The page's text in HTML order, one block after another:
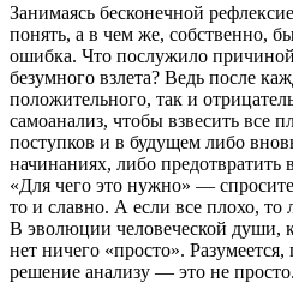
Занимаясь бесконечной
понять, а в чем же, собственно,
ошибка. Что послужило
безумного взлета? Ведь после
положительного, так и
самоанализ, чтобы взвесить все
поступков и в будущем либо
начинаниях, либо предотвратить
«Для чего это нужно» —
то и славно. А если все плохо, то
В эволюции человеческой души,
нет ничего «просто». Разумеется,
решение анализу — это не